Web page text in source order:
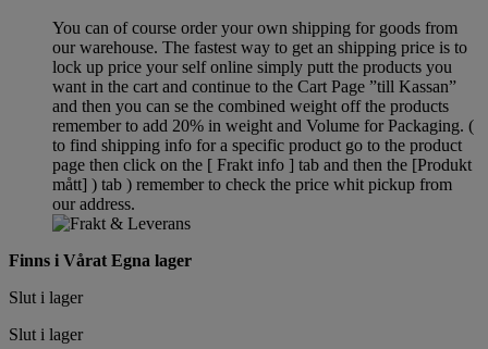
You can of course order your own shipping for goods from
our warehouse. The fastest way to get an shipping price is to
lock up price your self online simply putt the products you
want in the cart and continue to the Cart Page ”till Kassan”
and then you can se the combined weight off the products
remember to add 20% in weight and Volume for Packaging. (
to find shipping info for a specific product go to the product
page then click on the [ Frakt info ] tab and then the [Produkt
mått] ) tab ) rememberto check the price whit pickup from
our address.
Finns i Vårat Egna lager
Slut i lager
Slut i lager